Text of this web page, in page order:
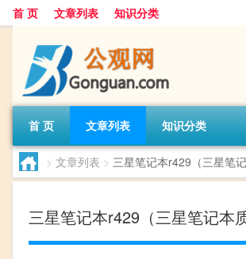
首 页 文章列表 知识分类
首 页 文章列表 知识分类
> 文章列表 > 三星笔记本r429（三星笔记
三星笔记本r429（三星笔记本